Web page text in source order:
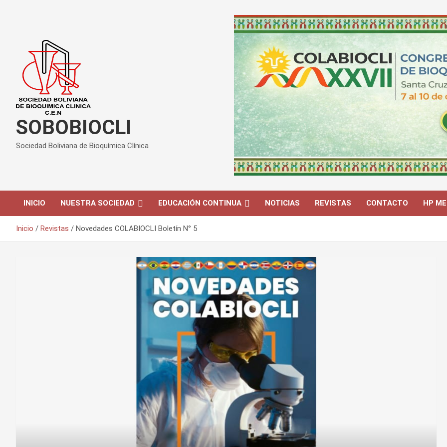
SOBOBIOCLI
Sociedad Boliviana de Bioquímica Clínica
INICIO NUESTRA SOCIEDAD EDUCACIÓN CONTINUA NOTICIAS REVISTAS CONTACTO HP
Inicio Revistas Novedades COLABIOCLI Boletín N° 5